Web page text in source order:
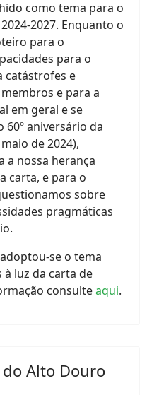
como tema para o
2027. Enquanto o
para o
para o
catástrofes e
e para a
em geral e se
aniversário da
de 2024),
a nossa herança
carta, e para o
sobre
pragmáticas
se o tema
luz da carta de
consulteaqui.
do Alto Douro